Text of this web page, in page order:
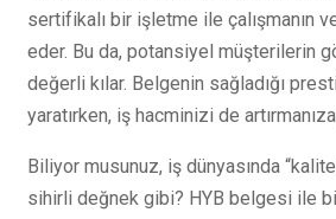
sertifikalı bir işletme ile çalışmanın
eder. Bu da, potansiyel müşterilerin
değerli kılar. Belgenin sağladığı
yaratırken, iş hacminizi de artırmanıza
Biliyor musunuz, iş dünyasında
sihirli değnek gibi? HYB belgesi ile